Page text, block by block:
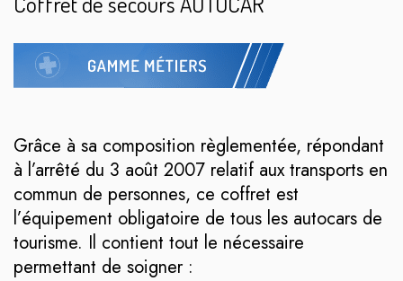
Grâce à sa composition règlementée, répondant
à l’arrêté du 3 août 2007 relatif aux transports en
commun de personnes, ce coffret est
l’équipement obligatoire de tous les autocars de
tourisme. Il contient tout le nécessaire
permettant de soigner :